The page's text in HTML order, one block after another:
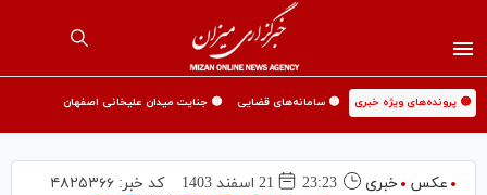
🟡 پرونده‌های ویژه خبری 🟡 سامانه‌های قضایی 🟡 جنایت میدان علیخانی اصفهان
عکس خبری 23:23 21 اسفند 1403 کد خبر:۴۸۲۵۳۶۶